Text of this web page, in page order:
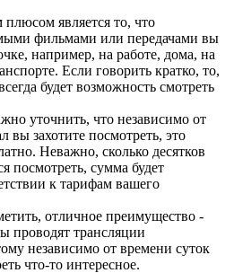
является то, что
фильмами или передачами вы
например, на работе, дома, на
Если говорить кратко, то,
будет возможность смотреть
уточнить, что независимо от
вы захотите посмотреть, это
Неважно, сколько десятков
посмотреть, сумма будет
к тарифам вашего
отличное преимущество -
проводят трансляции
независимо от времени суток
что-то интересное.